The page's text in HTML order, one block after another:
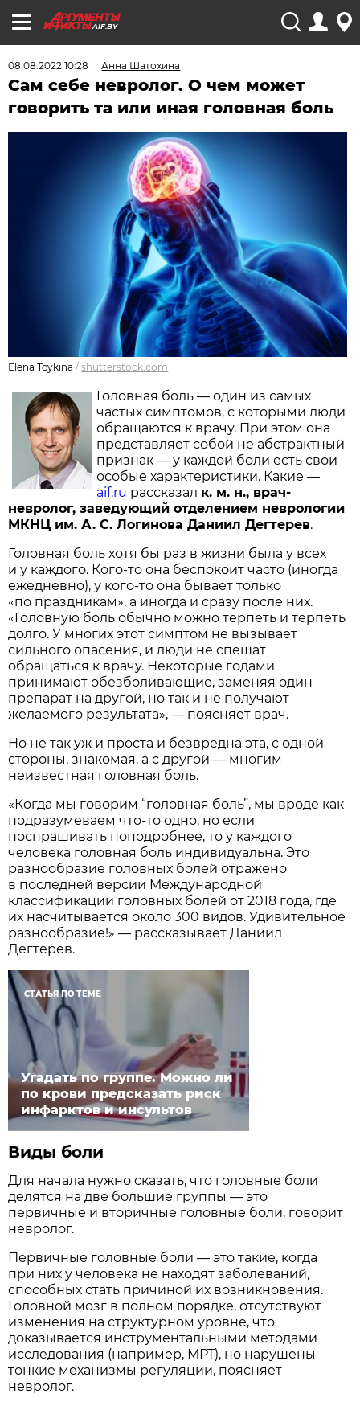
AIF.BY
08.08.2022 10:28 Анна Шатохина
Сам себе невролог. О чем может
говорить та или иная головная боль
Elena Tcykina /shutterstock.com
Головная боль — один из самых
частых симптомов, с которыми люди
обращаются к врачу. При этом она
представляет собой не абстрактный
признак — у каждой боли есть свои
особые характеристики. Какие —
aif.ru рассказал к. м. н., врач-
невролог, заведующий отделением неврологии
МКНЦ им. А. С. Логинова Даниил Дегтерев.
Головная боль хотя бы раз в жизни была у всех
и у каждого. Кого-то она беспокоит часто (иногда
ежедневно), у кого-то она бывает только
«по праздникам», а иногда и сразу после них.
«Головную боль обычно можно терпеть и терпеть
долго. У многих этот симптом не вызывает
сильного опасения, и люди не спешат
обращаться к врачу. Некоторые годами
принимают обезболивающие, заменяя один
препарат на другой, но так и не получают
желаемого результата», — поясняет врач.
Но не так уж и проста и безвредна эта, с одной
стороны, знакомая, а с другой — многим
неизвестная головная боль.
«Когда мы говорим “головная боль”, мы вроде как
подразумеваем что-то одно, но если
поспрашивать поподробнее, то у каждого
человека головная боль индивидуальна. Это
разнообразие головных болей отражено
в последней версии Международной
классификации головных болей от 2018 года, где
их насчитывается около 300 видов. Удивительное
разнообразие!» — рассказывает Даниил
Дегтерев.
СТАТЬЯ ПО ТЕМЕ
Угадать по группе. Можно ли
по крови предсказать риск
инфарктов и инсультов
Виды боли
Для начала нужно сказать, что головные боли
делятся на две большие группы — это
первичные и вторичные головные боли, говорит
невролог.
Первичные головные боли — это такие, когда
при них у человека не находят заболеваний,
способных стать причиной их возникновения.
Головной мозг в полном порядке, отсутствуют
изменения на структурном уровне, что
доказывается инструментальными методами
исследования (например, МРТ), но нарушены
тонкие механизмы регуляции, поясняет
невролог.